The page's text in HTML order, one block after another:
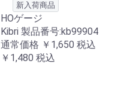
新入荷商品
HOゲージ
Kibri 製品番号:kb99904
通常価格 ￥1,650 税込
￥1,480 税込